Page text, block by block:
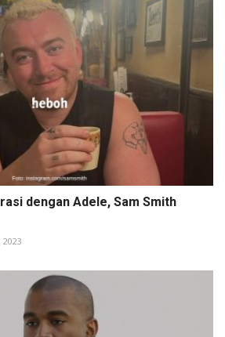
dengan Adele, Sam Smith
2023